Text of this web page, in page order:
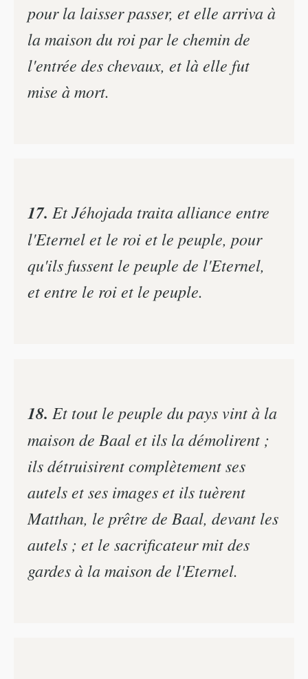
pour la laisser passer, et elle arriva à
la maison du roi par le chemin de
l'entrée des chevaux, et là elle fut
mise à mort.
17. Et Jéhojada traita alliance entre
l'Eternel et le roi et le peuple, pour
qu'ils fussent le peuple de l'Eternel,
et entre le roi et le peuple.
18. Et tout le peuple du pays vint à la
maison de Baal et ils la démolirent ;
ils détruisirent complètement ses
autels et ses images et ils tuèrent
Matthan, le prêtre de Baal, devant les
autels ; et le sacrificateur mit des
gardes à la maison de l'Eternel.